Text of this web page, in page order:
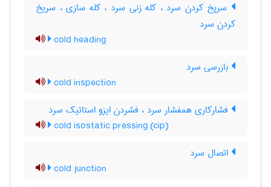
سرپخ کردن سرد ، کله زنی سرد ، کله سازی ، سریخ
کردن سرد
cold heading
بازرسی سرد
cold inspection
فشارکاری همفشار سرد ، فشردن ایزو استاتیک سرد
cold isostatic pressing (cip)
اتصال سرد
cold junction